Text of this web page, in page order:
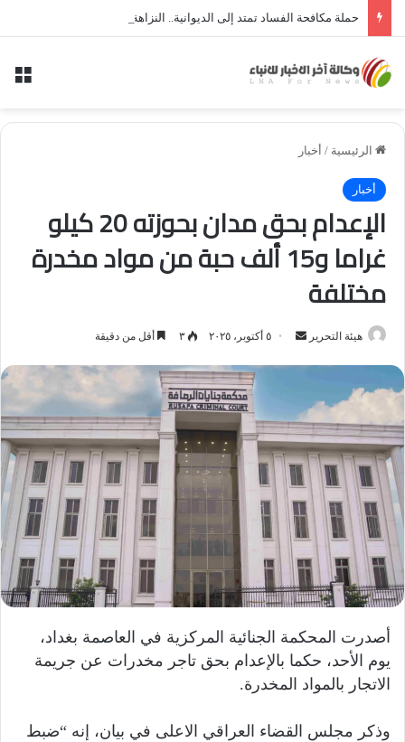
الرئيسية / أخبار
أخبار
الإعدام بحق مدان بحوزته 20 كيلو
غراما و15 ألف حبة من مواد مخدرة
مختلفة
هيئة التحرير
أرسل ٥ أكتوبر، ٢٠٢٥ ٣ أقل من دقيقة
أصدرت المحكمة الجنائية المركزية في العاصمة بغداد،
يوم الأحد، حكما بالإعدام بحق تاجر مخدرات عن جريمة
الاتجار بالمواد المخدرة.
وذكر مجلس القضاء العراقي الاعلى في بيان، إنه “ضبط